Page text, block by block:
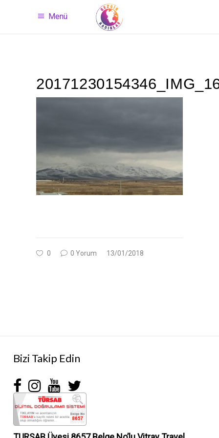
Menü
0 0 Yorum 13/01/2018
Bizi Takip Edin